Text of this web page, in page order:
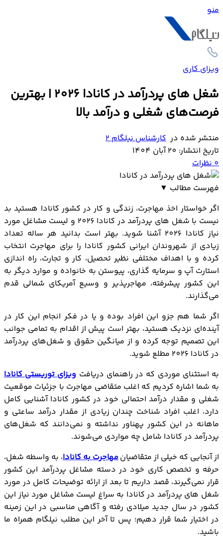
منو
ویزای کاری
شغل های پردرآمد در کانادا 2026 | بهترین
فرصت‌های شغلی و درآمد بالا
منتشر شده در کارشناس نیلگام 2
تاریخ انتشار: 20 آبان 1404
0نظرات
فهرست مطالب ▼
شغل های پردرآمد در کانادا 2026
لیست مشاغل مورد نیاز کانادا 2026
اگر خواستار اخذ مهاجرت، زندگی و کار در کشور کانادا هستید بد
نیست با شغل های پردرآمد در کانادا 2026 و لیست مشاغل مورد
نیاز کانادا 2026 آشنا شوید. بهتر است بدانید هر ساله تعداد
زیادی از شهروندان ایرانی کشور کانادا را برای مهاجرت انتخاب
کرده و با اهداف مختلفی نظیر تحصیل، کار و تجارت، راه اندازی
استارت آپ و سرمایه گذاری، پیوستن به خانواده و موارد دیگر به
این کشور پیشرفته، مهاجرپذیر و وسیع آمریکای شمالی قدم
می‌گذارند.
اگر شما هم جزو این افراد بوده و یا در فکر انجام این کار در
آینده‌ای نزدیک هستید، بهتر است پیش از اقدام به تمامی جوانب
این تصمیم توجه کرده و از میانگین حقوق و شغل‌های پردرآمد
در کانادا 2026 مطلع شوید.
به استثنای موردی که در راهنمای دریافت ویزای توریستی کانادا
به شما اشاره کردیم که اغلب متقاضی مهاجرت با جزئیات موقعیت
شغلی و مقدار درآمد احتمالی خود در کشور کانادا آشنایی کامل
دارد، اغلب افراد شناخت چندان زیادی از مقدار درآمد ساعتی و
ماهانه در این کشور پهناور نداشته و نمی‌دانند که شغل‌های
پردرآمد در کانادا شامل چه مواردی می‌شوند.
از آنجایی که خیلی از متقاضیانمهاجرت به کانادا، به واسطه شغل،
حرفه و تخصص کاری خود در دسته مشاغل پردرآمد این کشور
قرار نمی‌گیرند، قصد داریم تا بعد از ارائه توضیحات کامل در مورد
شغل های پردرآمد در کانادا به سراغ لیست مشاغل مورد نیاز این
کشور در سال جدید میلادی رفته و آگاهی مناسبی در این زمینه
در اختیار شما قرار دهیم؛ پس تا آخر این مطلب نیلگام همراه ما
باشید.